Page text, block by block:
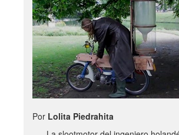
Por Lolita Piedrahita